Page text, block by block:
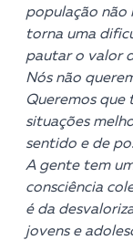
população não
torna uma
pautar o valor
Nós não
Queremos que
situações
sentido e de
A gente tem
consciência
é da
jovens e